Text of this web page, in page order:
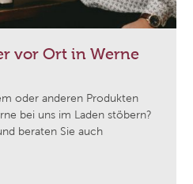
vor Ort in Werne
oder anderen Produkten
bei uns im Laden stöbern?
beraten Sie auch